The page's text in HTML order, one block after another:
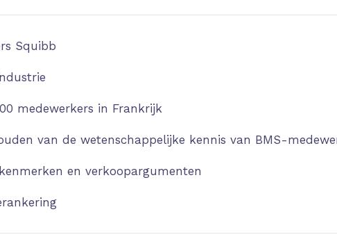
Squibb
medewerkers in Frankrijk
van de wetenschappelijke kennis van BMS-
en verkoopargumenten